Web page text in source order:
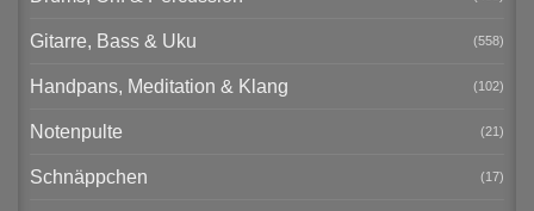
Gitarre, Bass & Uku (558)
Handpans, Meditation & Klang (102)
Notenpulte (21)
Schnäppchen (17)